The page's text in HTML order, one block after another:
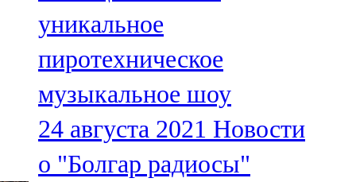
уникальное
пиротехническое
музыкальное шоу
24 августа 2021 Новости
о "Болгар радиосы"